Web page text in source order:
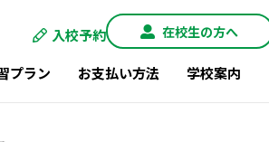
入校予約 在校生の方へ
プラン お支払い方法 学校案内